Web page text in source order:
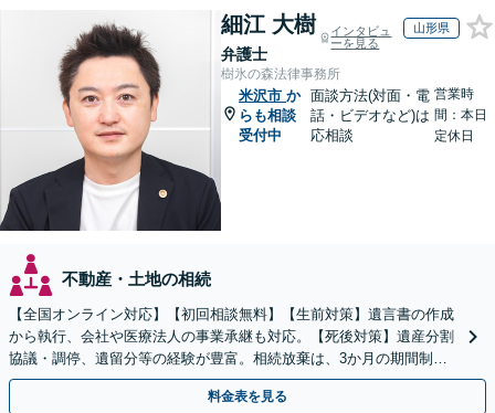
細江 大樹
弁護士
インタビュ
ーを見る
山形県
樹氷の森法律事務所
米沢市 か
らも相談
受付中
面談方法(対面・電
話・ビデオなど)は
応相談
営業時
間：本日
定休日
不動産・土地の相続
【全国オンライン対応】【初回相談無料】【生前対策】遺言書の作成
から執行、会社や医療法人の事業承継も対応。【死後対策】遺産分割
協議・調停、遺留分等の経験が豊富。相続放棄は、3か月の期間制限
があるため、お早めにご相談ください。【無料駐車場あり】
料金表を見る